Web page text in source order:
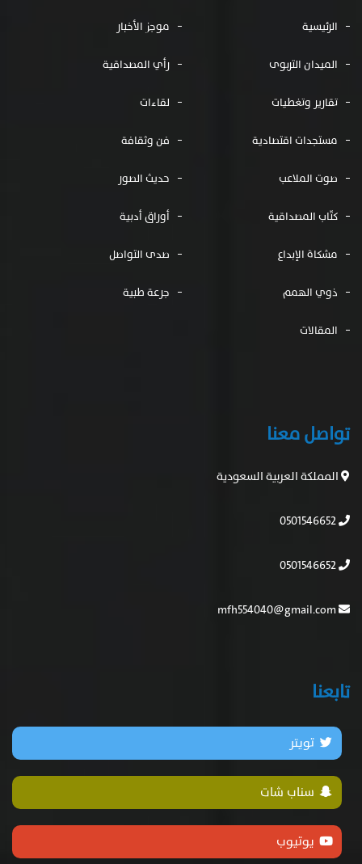
الرئيسية موجز الأخبار
الميدان التربوى رأي المصداقية
تقارير وتغطيات لقاءات
مستجدات اقتصادية فن وثقافة
صوت الملاعب حديث الصور
كتّاب المصداقية أوراق أدبية
مشكاة الإبداع صدى التواصل
ذوي الهمم جرعة طبية
المقالات
تواصل معنا
المملكة العربية السعودية
تابعنا
تويتر
سناب شات
يوتيوب